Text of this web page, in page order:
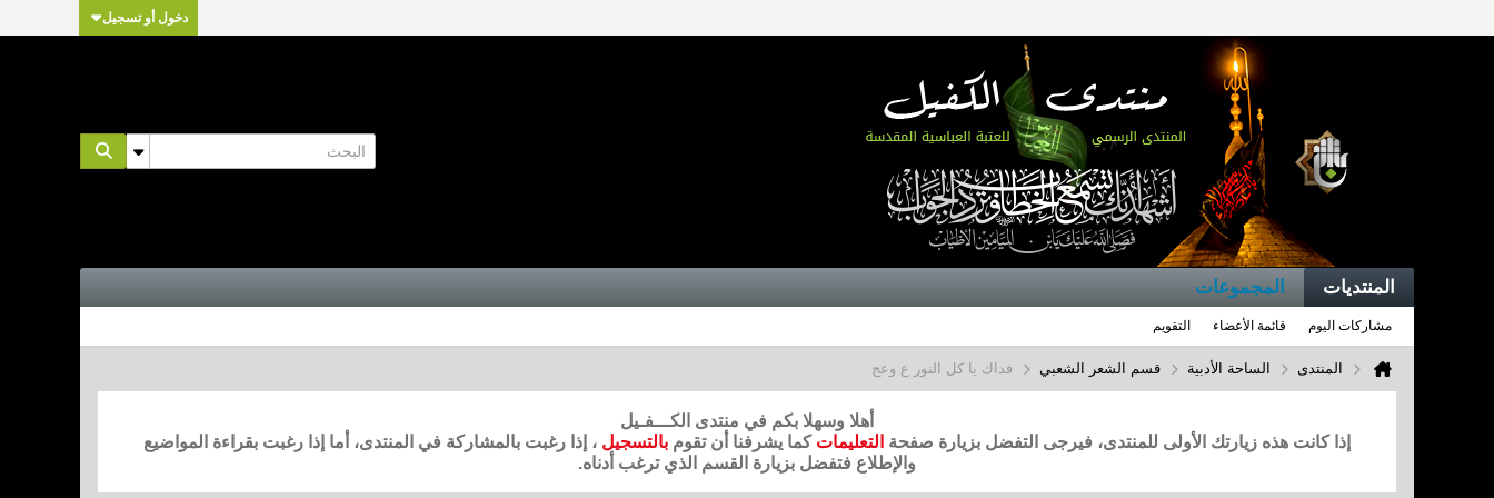
دخول أو تسجيل
المنتديات المجموعات
مشاركات اليوم قائمة الأعضاء التقويم
المنتدى الساحة الأدبية قسم الشعر الشعبي فداك يا كل النور ع وعج
أهلا وسهلا بكم في منتدى الكـــفـيل
إذا كانت هذه زيارتك الأولى للمنتدى، فيرجى التفضل بزيارة صفحة التعليمات كما يشرفنا أن تقوم بالتسجيل ، إذا رغبت بالمشاركة في المنتدى، أما إذا رغبت بقراءة المواضيع
والإطلاع فتفضل بزيارة القسم الذي ترغب أدناه.